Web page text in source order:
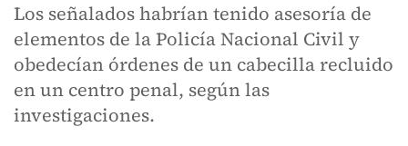
Los señalados habrían tenido asesoría de
elementos de la Policía Nacional Civil y
obedecían órdenes de un cabecilla recluido
en un centro penal, según las
investigaciones.